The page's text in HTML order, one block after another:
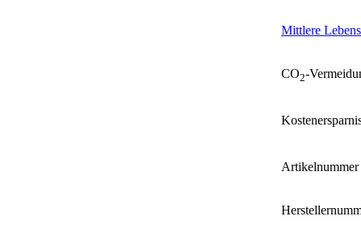
Mittlere
CO2-
Artikelnummer